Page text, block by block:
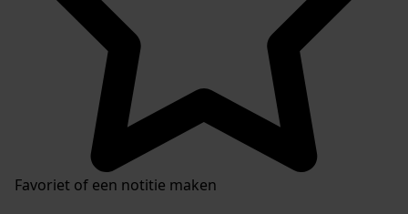
Favoriet of een notitie maken